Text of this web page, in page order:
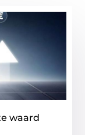
waard